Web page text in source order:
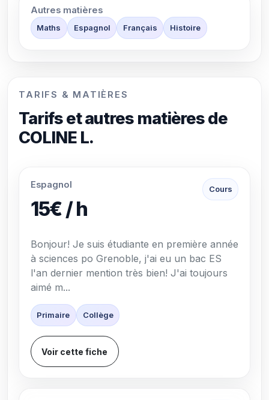
Autres matières
Maths Espagnol Français Histoire
TARIFS & MATIÈRES
Tarifs et autres matières de
COLINE L.
Espagnol
15€ / h
Cours
Bonjour! Je suis étudiante en première année
à sciences po Grenoble, j'ai eu un bac ES
l'an dernier mention très bien! J'ai toujours
aimé m...
Primaire Collège
Voir cette fiche